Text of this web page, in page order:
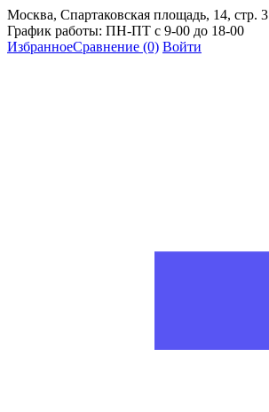
Москва, Спартаковская площадь, 14, стр. 3
График работы: ПН-ПТ с 9-00 до 18-00
ИзбранноеСравнение (0) Войти